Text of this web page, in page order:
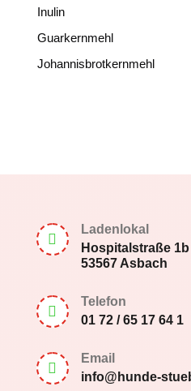
Inulin
Guarkernmehl
Johannisbrotkernmehl

Ladenlokal
Hospitalstraße 1b
53567 Asbach

Telefon
01 72 / 65 17 64 1

Email
info@hunde-